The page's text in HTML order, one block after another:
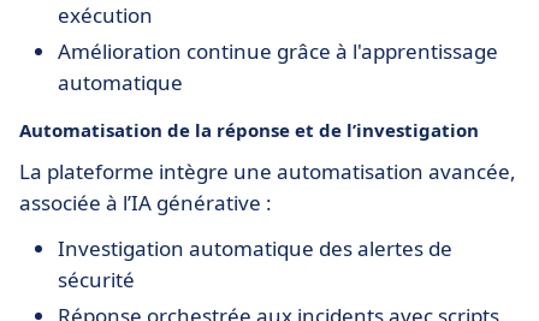
exécution
Amélioration continue grâce à l'apprentissage
automatique
Automatisation de la réponse et de l’investigation
La plateforme intègre une automatisation avancée,
associée à l’IA générative :
Investigation automatique des alertes de
sécurité